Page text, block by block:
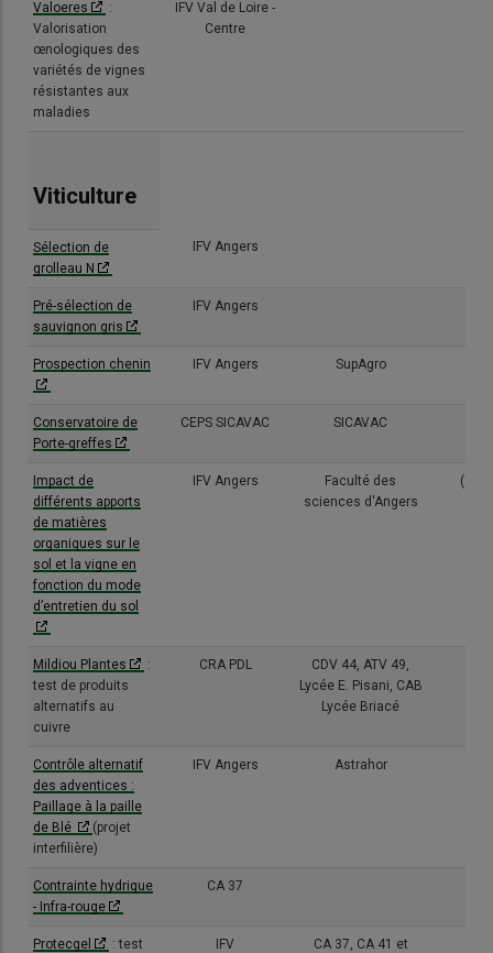
Valoeres
:
Valorisation
œnologiques des
variétés de vignes
résistantes aux
maladies
IFV Val de Loire -
Centre
Viticulture
Sélection de
grolleau N
IFV Angers
Pré-sélection de
sauvignon gris
IFV Angers
Prospection chenin IFV Angers SupAgro
Conservatoire de
Porte-greffes
CEPS SICAVAC SICAVAC
Impact de
différents apports
de matières
organiques sur le
sol et la vigne en
fonction du mode
d’entretien du sol
IFV Angers
Faculté des
sciences d'Angers
(11/
Mildiou Plantes
:
test de produits
alternatifs au
cuivre
CRA PDL
CDV 44, ATV 49,
Lycée E. Pisani, CAB
Lycée Briacé
Contrôle alternatif
des adventices :
Paillage à la paille
de Blé
(projet
interfilière)
IFV Angers Astrahor
Contrainte hydrique
- Infra-rouge
CA 37
Protecgel
: test
IFV
CA 37, CA 41 et